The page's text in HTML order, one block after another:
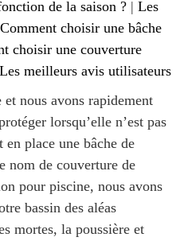
de la saison ? | Les
Comment choisir une bâche
choisir une couverture
Les meilleurs avis utilisateurs
nous avons rapidement
lorsqu’elle n’est pas
place une bâche de
nom de couverture de
pour piscine, nous avons
bassin des aléas
mortes, la poussière et